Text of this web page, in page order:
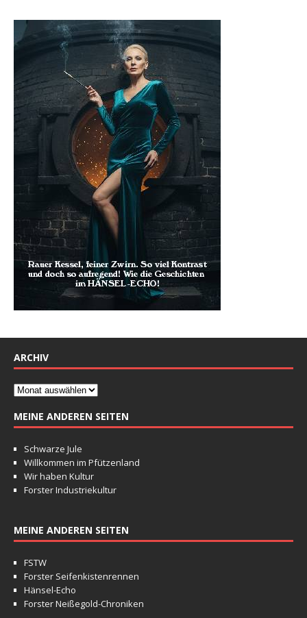
ARCHIV
MEINE ANDEREN SEITEN
Schwarze Jule
Willkommen im Pfützenland
Wir haben Kultur
Forster Industriekultur
MEINE ANDEREN SEITEN
FSTW
Forster Seifenkistenrennen
Hänsel-Echo
Forster Neißegold-Chroniken